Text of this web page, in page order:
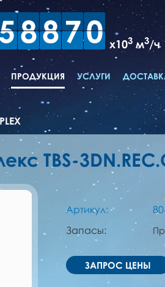
8870 x103 м3/ч
ПРОДУКЦИЯ УСЛУГИ
TBS-
Артикул:
Запасы:
ЗАПРОС ЦЕНЫ